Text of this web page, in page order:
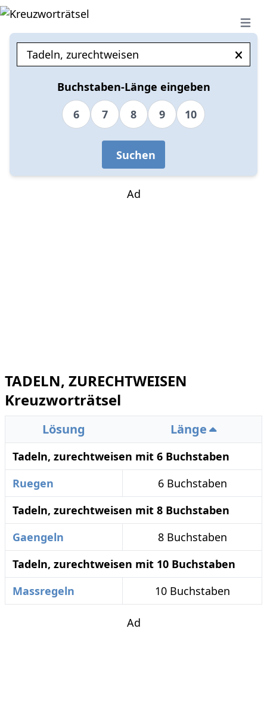
Open
Buchstaben-Länge eingeben
6
7 8 9 10
Suchen
Ad
TADELN, ZURECHTWEISEN
Kreuzworträtsel
Lösung Länge
Tadeln, zurechtweisen mit 6 Buchstaben
Ruegen
6 Buchstaben
Tadeln, zurechtweisen mit 8 Buchstaben
Gaengeln
8 Buchstaben
Tadeln, zurechtweisen mit 10 Buchstaben
Massregeln
10 Buchstaben
Ad